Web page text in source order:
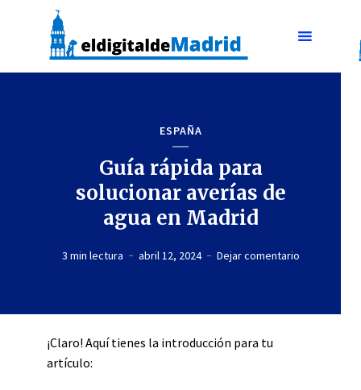
ESPAÑA
Guía rápida para
solucionar averías de
agua en Madrid
3 min lectura abril 12, 2024 Dejar comentario
¡Claro! Aquí tienes la introducción para tu
artículo: